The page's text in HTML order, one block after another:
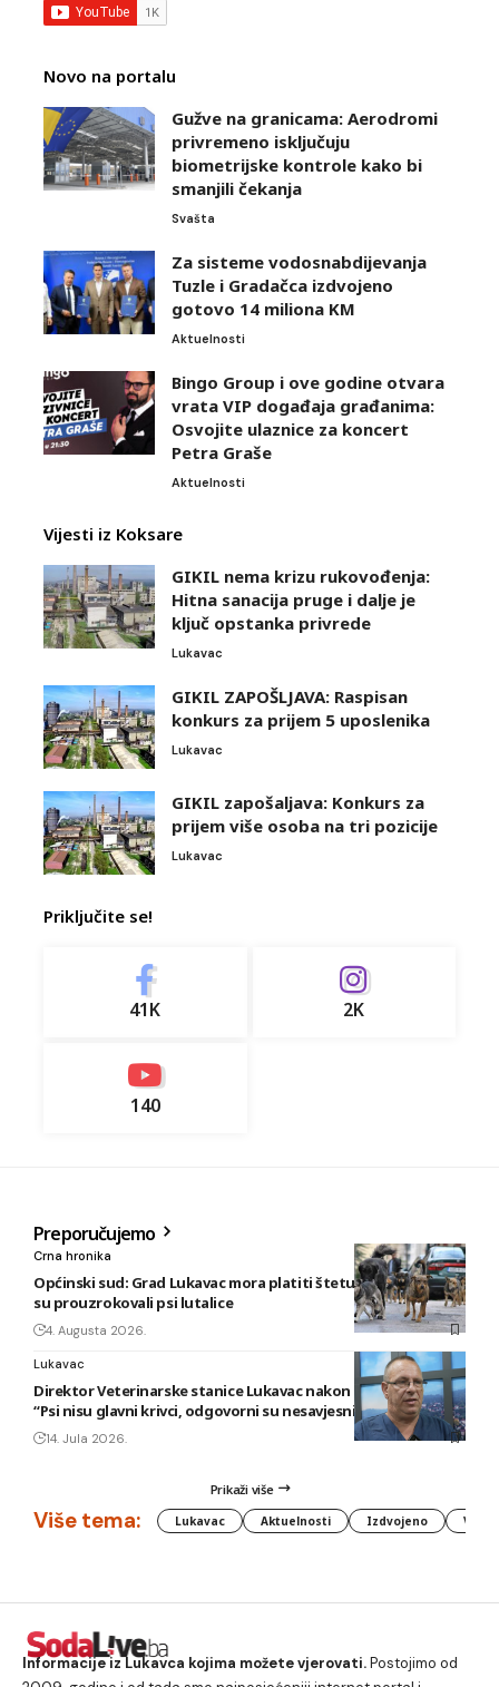
Novo na portalu
Gužve na granicama: Aerodromi
privremeno isključuju
biometrijske kontrole kako bi
smanjili čekanja
Svašta
Za sisteme vodosnabdijevanja
Tuzle i Gradačca izdvojeno
gotovo 14 miliona KM
Aktuelnosti
Bingo Group i ove godine otvara
vrata VIP događaja građanima:
Osvojite ulaznice za koncert
Petra Graše
Aktuelnosti
Vijesti iz Koksare
GIKIL nema krizu rukovođenja:
Hitna sanacija pruge i dalje je
ključ opstanka privrede
Lukavac
GIKIL ZAPOŠLJAVA: Raspisan
konkurs za prijem 5 uposlenika
Lukavac
GIKIL zapošaljava: Konkurs za
prijem više osoba na tri pozicije
Lukavac
Priključite se!
41K 2K
140
Preporučujemo
Crna hronika
Općinski sud: Grad Lukavac mora platiti štetu na vozilu koju
su prouzrokovali psi lutalice
4. Augusta 2026.
Lukavac
Direktor Veterinarske stanice Lukavac nakon novog napada:
“Psi nisu glavni krivci, odgovorni su nesavjesni vlasnici”
14. Jula 2026.
Prikaži više
Više tema: Lukavac Aktuelnosti Izdvojeno
Informacije iz Lukavca kojima možete vjerovati.Postojimo od